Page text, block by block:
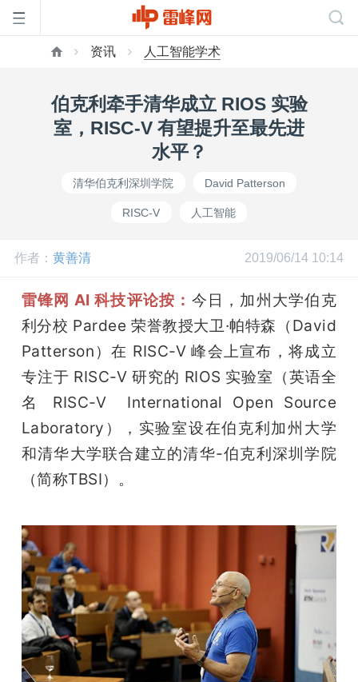
页
网
公
开
课
活
中
心
GAIR
资讯 人工智能学术
伯克利牵手清华成立 RIOS 实验
室，RISC-V 有望提升至最先进
水平？
清华伯克利深圳学院 David Patterson
RISC-V 人工智能
作者： 黄善清 2019/06/14 10:14
雷锋网 AI 科技评论按： 今日，加州大学伯克
利分校 Pardee 荣誉教授大卫·帕特森（David
Patterson）在 RISC-V 峰会上宣布，将成立
专注于 RISC-V 研究的 RIOS 实验室（英语全
名 RISC-V  International Open Source
Laboratory），实验室设在伯克利加州大学
和清华大学联合建立的清华-伯克利深圳学院
（简称TBSI）。